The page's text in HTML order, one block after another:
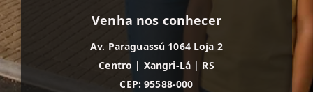
Venha nos conhecer
Av. Paraguassú 1064 Loja 2
Centro | Xangri-Lá | RS
CEP: 95588-000